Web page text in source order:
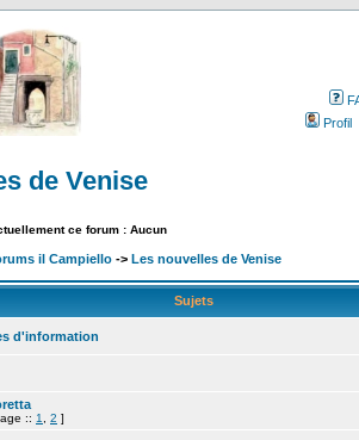
Profil
de Venise
ce forum : Aucun
il Campiello -> Les nouvelles de Venise
Sujets
d'information
:: 1 2 ]